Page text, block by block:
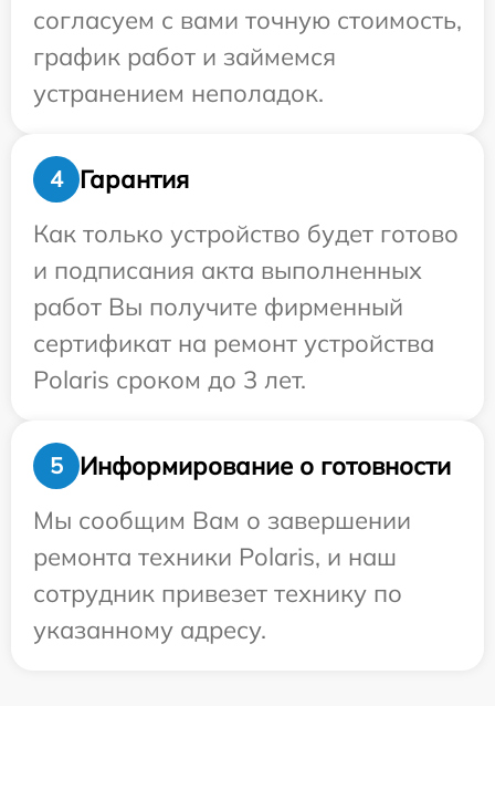
согласуем с вами точную стоимость,
график работ и займемся
устранением неполадок.
4
Гарантия
Как только устройство будет готово
и подписания акта выполненных
работ Вы получите фирменный
сертификат на ремонт устройства
Polaris сроком до 3 лет.
5
Информирование о готовности
Мы сообщим Вам о завершении
ремонта техники Polaris, и наш
сотрудник привезет технику по
указанному адресу.